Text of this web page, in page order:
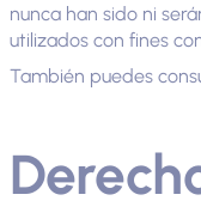
nunca han sido ni
utilizados con fines
También puedes